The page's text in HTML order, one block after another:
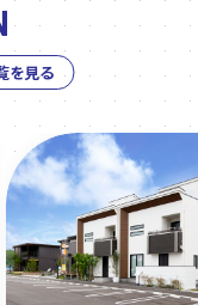
を見る